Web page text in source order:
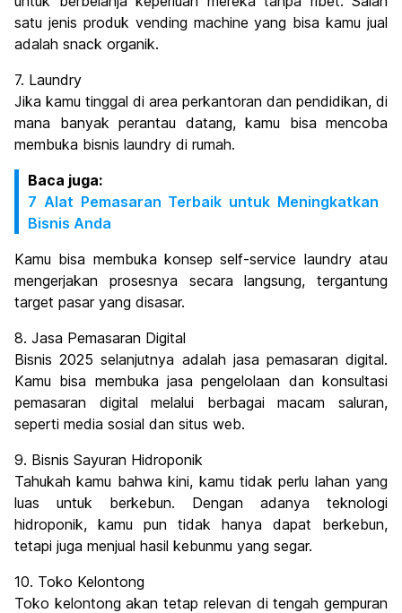
satu jenis produk vending machine yang bisa kamu jual
adalah snack organik.
7. Laundry
Jika kamu tinggal di area perkantoran dan pendidikan, di
mana banyak perantau datang, kamu bisa mencoba
membuka bisnis laundry di rumah.
Baca juga:
7 Alat Pemasaran Terbaik untuk Meningkatkan
Bisnis Anda
Kamu bisa membuka konsep self-service laundry atau
mengerjakan prosesnya secara langsung, tergantung
target pasar yang disasar.
8. Jasa Pemasaran Digital
Bisnis 2025 selanjutnya adalah jasa pemasaran digital.
Kamu bisa membuka jasa pengelolaan dan konsultasi
pemasaran digital melalui berbagai macam saluran,
seperti media sosial dan situs web.
9. Bisnis Sayuran Hidroponik
Tahukah kamu bahwa kini, kamu tidak perlu lahan yang
luas untuk berkebun. Dengan adanya teknologi
hidroponik, kamu pun tidak hanya dapat berkebun,
tetapi juga menjual hasil kebunmu yang segar.
10. Toko Kelontong
Toko kelontong akan tetap relevan di tengah gempuran